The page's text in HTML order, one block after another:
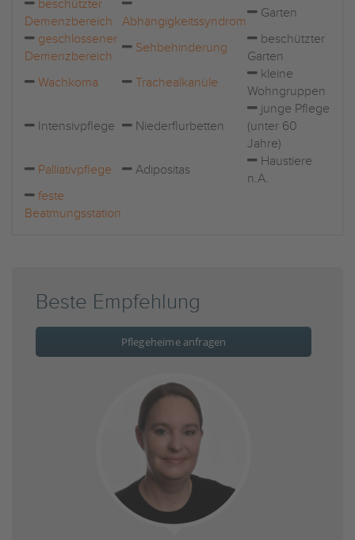
beschützter
Demenzbereich
Abhängigkeitssyndrom
Garten
geschlossener
Demenzbereich
Sehbehinderung
beschützter
Garten
Wachkoma
Trachealkanüle
kleine
Wohngruppen
Intensivpflege Niederflurbetten
junge Pflege
(unter 60
Jahre)
Palliativpflege
Adipositas
Haustiere
n.A.
feste
Beatmungsstation
Beste Empfehlung
Pflegeheime anfragen